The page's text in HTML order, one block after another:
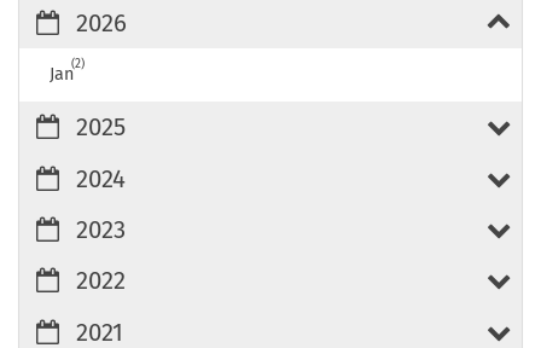
2026
Jan2
2025
2024
2023
2022
2021